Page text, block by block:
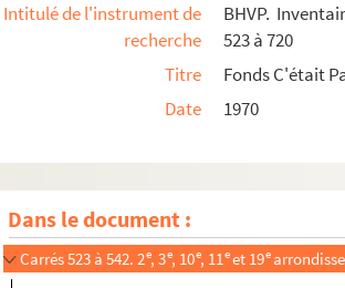
Intitulé de l'instrument de
recherche
BHVP.
523 à 720
Titre
Fonds C'était
Date
1970
Dans le document :
Carrés 523 à 542. 2e, 3e, 10e, 11eet 19e